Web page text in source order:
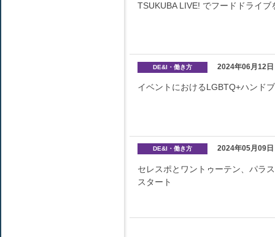
TSUKUBA LIVE! でフードドライブ
DE&I・働き方 2024年06月12日
イベントにおけるLGBTQ+ハンド
DE&I・働き方 2024年05月09日
セレスポとワントゥーテン、パラ
スタート